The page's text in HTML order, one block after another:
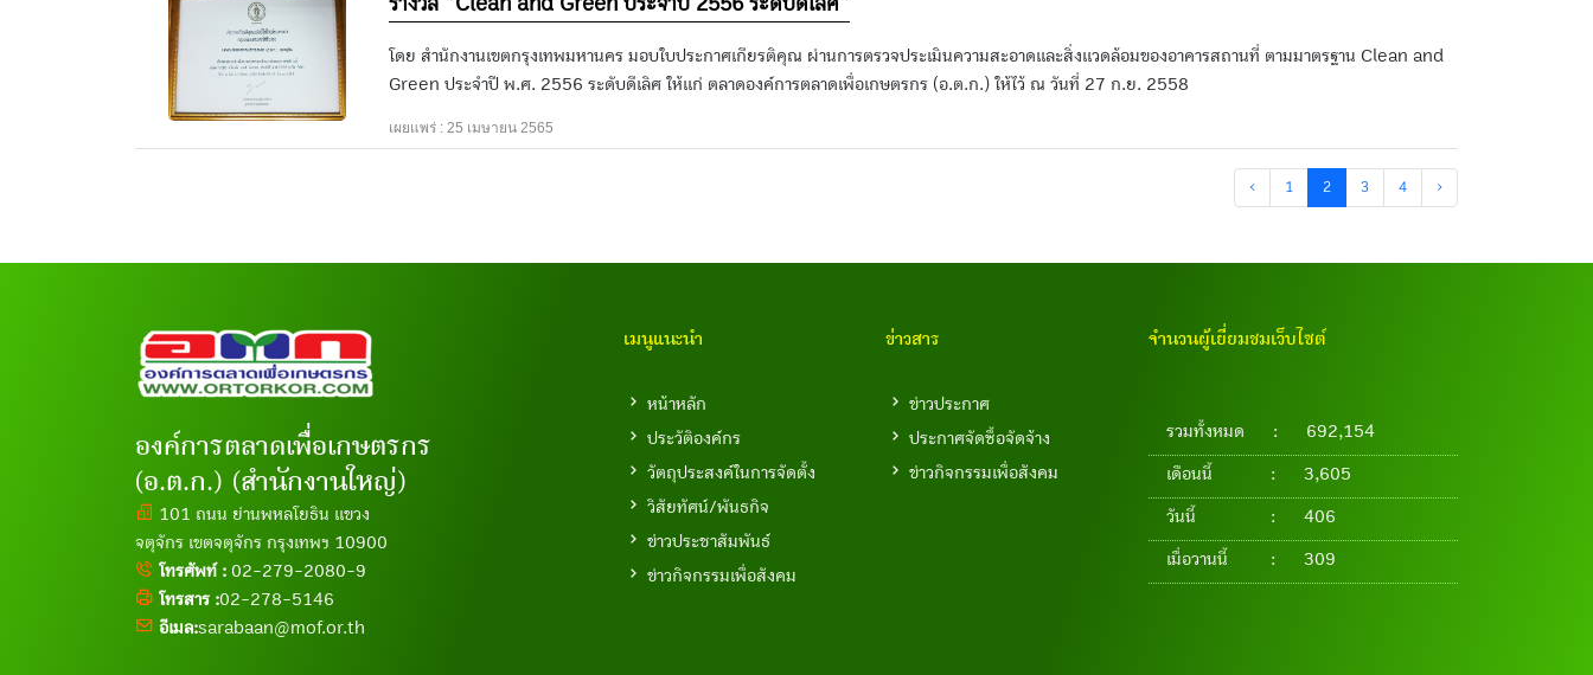
โดย สำนักงานเขตกรุงเทพมหานคร มอบใบประกาศเกียรติคุณ ผ่านการตรวจประเมินความสะอาดและสิ่งแวดล้อมของอาคารสถานที่ ตามมาตรฐาน Clean and
Green ประจำปี พ.ศ. 2556 ระดับดีเลิศ ให้แก่ ตลาดองค์การตลาดเพื่อเกษตรกร (อ.ต.ก.) ให้ไว้ ณ วันที่ 27 ก.ย. 2558
เผยแพร่ : 25 เมษายน 2565
‹ 1 2 3 4 ›
องค์การตลาดเพื่อเกษตรกร
(อ.ต.ก.) (สำนักงานใหญ่)
101 ถนน ย่านพหลโยธิน แขวง
จตุจักร เขตจตุจักร กรุงเทพฯ 10900
โทรศัพท์ : 02-279-2080-9
โทรสาร :02-278-5146
อีเมล:sarabaan@mof.or.th
เมนูแนะนำ
หน้าหลัก
ประวัติองค์กร
วัตถุประสงค์ในการจัดตั้ง
วิสัยทัศน์/พันธกิจ
ข่าวประชาสัมพันธ์
ข่าวกิจกรรมเพื่อสังคม
ข่าวสาร
ข่าวประกาศ
ประกาศจัดซื้อจัดจ้าง
ข่าวกิจกรรมเพื่อสังคม
จำนวนผู้เยี่ยมชมเว็บไซต์
รวมทั้งหมด : 692,154
เดือนนี้ : 3,605
วันนี้ : 406
เมื่อวานนี้ : 309